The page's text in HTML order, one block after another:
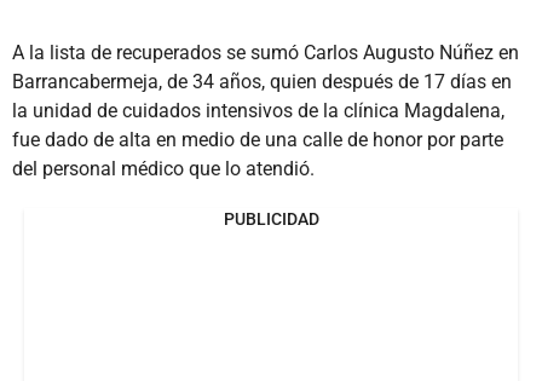
A la lista de recuperados se sumó Carlos Augusto Núñez en
Barrancabermeja, de 34 años, quien después de 17 días en
la unidad de cuidados intensivos de la clínica Magdalena,
fue dado de alta en medio de una calle de honor por parte
del personal médico que lo atendió.
PUBLICIDAD